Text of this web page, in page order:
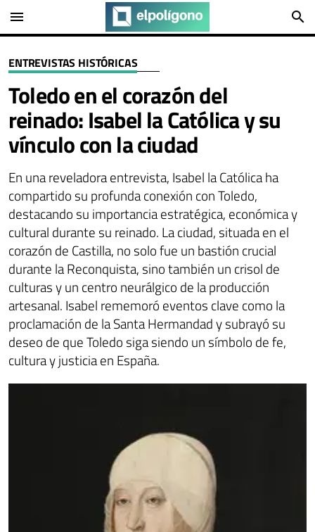
menu search
ENTREVISTAS HISTÓRICAS
Toledo en el corazón del
reinado: Isabel la Católica y su
vínculo con la ciudad
En una reveladora entrevista, Isabel la Católica ha
compartido su profunda conexión con Toledo,
destacando su importancia estratégica, económica y
cultural durante su reinado. La ciudad, situada en el
corazón de Castilla, no solo fue un bastión crucial
durante la Reconquista, sino también un crisol de
culturas y un centro neurálgico de la producción
artesanal. Isabel rememoró eventos clave como la
proclamación de la Santa Hermandad y subrayó su
deseo de que Toledo siga siendo un símbolo de fe,
cultura y justicia en España.